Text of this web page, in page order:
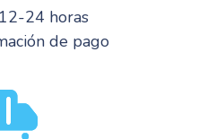
24 horas
de pago